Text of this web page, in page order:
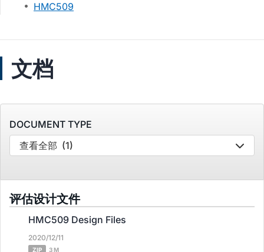
HMC509
文档
DOCUMENT TYPE
查看全部 (1)
评估设计文件
HMC509 Design Files
2020/12/11
ZIP 3 M